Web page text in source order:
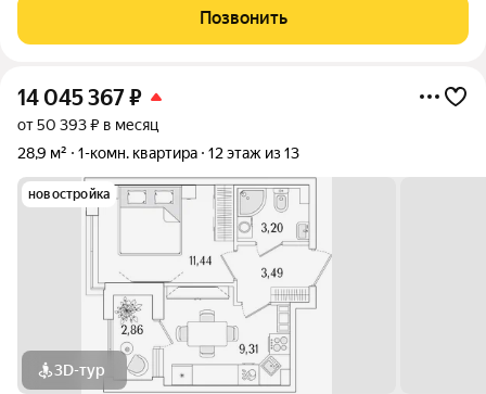
(Росстройинвест). Квартира находится в 13 этажном доме, в
Гранат - Корпус К1 на
Позвонить
14 045 367₽
от 50 393 ₽ в месяц
28,9 м²
1-комн. квартира 12 этаж из 13
новостройка
3D-тур